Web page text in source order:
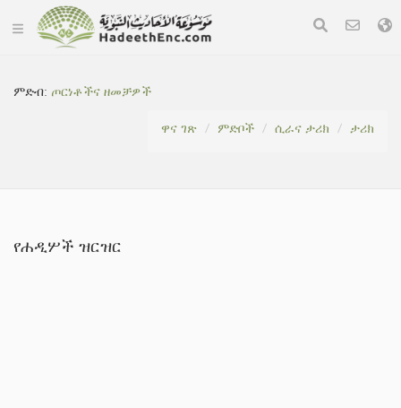
ምድብ: ጦርነቶችና ዘመቻዎች
ዋና ገጽ
ምድቦች ሲራና ታሪክ ታሪክ
የሐዲሦች ዝርዝር